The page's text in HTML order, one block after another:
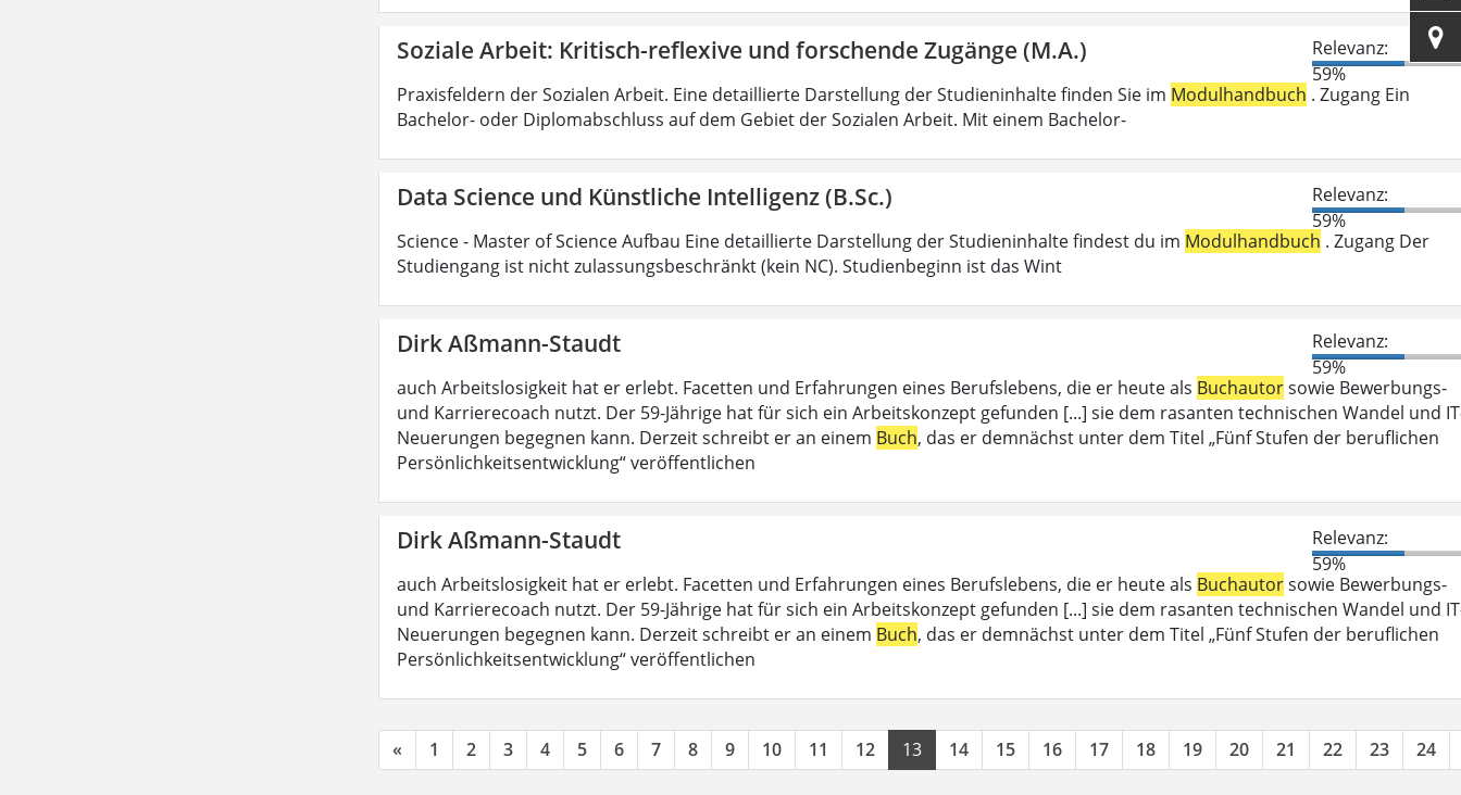
Soziale Arbeit: Kritisch-reflexive und forschende Zugänge (M.A.)
Relevanz:
59%
Praxisfeldern der Sozialen Arbeit. Eine detaillierte Darstellung der Studieninhalte finden Sie im Modulhandbuch . Zugang Ein
Bachelor- oder Diplomabschluss auf dem Gebiet der Sozialen Arbeit. Mit einem Bachelor-
Data Science und Künstliche Intelligenz (B.Sc.)
Relevanz:
59%
Science - Master of Science Aufbau Eine detaillierte Darstellung der Studieninhalte findest du im Modulhandbuch . Zugang Der
Studiengang ist nicht zulassungsbeschränkt (kein NC). Studienbeginn ist das Wint
Dirk Aßmann-Staudt
Relevanz:
59%
auch Arbeitslosigkeit hat er erlebt. Facetten und Erfahrungen eines Berufslebens, die er heute als Buchautorsowie Bewerbungs-
und Karrierecoach nutzt. Der 59-Jährige hat für sich ein Arbeitskonzept gefunden [...] sie dem rasanten technischen Wandel und
Neuerungen begegnen kann. Derzeit schreibt er an einem Buch, das er demnächst unter dem Titel „Fünf Stufen der beruflichen
Persönlichkeitsentwicklung“ veröffentlichen
Dirk Aßmann-Staudt
Relevanz:
59%
auch Arbeitslosigkeit hat er erlebt. Facetten und Erfahrungen eines Berufslebens, die er heute als Buchautorsowie Bewerbungs-
und Karrierecoach nutzt. Der 59-Jährige hat für sich ein Arbeitskonzept gefunden [...] sie dem rasanten technischen Wandel und
Neuerungen begegnen kann. Derzeit schreibt er an einem Buch, das er demnächst unter dem Titel „Fünf Stufen der beruflichen
Persönlichkeitsentwicklung“ veröffentlichen
« 1 2 3 4 5 6 7 8 9 10 11 12 13 14 15 16 17 18 19 20 21 22 23 24
